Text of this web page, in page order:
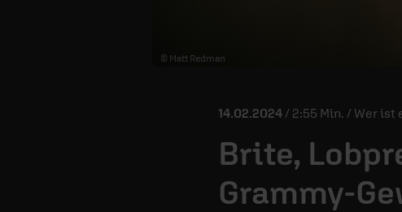
© Matt Redman
14.02.2024 / 2:55 Min. / Wer ist
Brite,
Grammy-